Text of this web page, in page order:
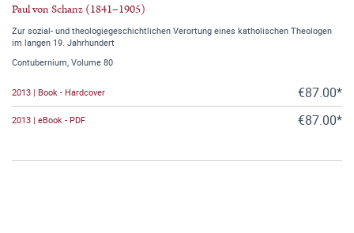
Paul von Schanz (1841–1905)
Zur sozial- und theologiegeschichtlichen Verortung eines katholischen Theologen
im langen 19. Jahrhundert
Contubernium, Volume 80
2013 | Book - Hardcover €87.00*
2013 | eBook - PDF €87.00*